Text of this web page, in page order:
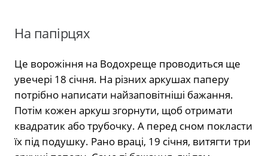
На папірцях
Це ворожіння на Водохреще проводиться ще
увечері 18 січня. На різних аркушах паперу
потрібно написати найзаповітніші бажання.
Потім кожен аркуш згорнути, щоб отримати
квадратик або трубочку. А перед сном покласти
їх під подушку. Рано враці, 19 січня, витягти три